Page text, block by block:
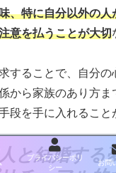
、特に自分以外の人
意を払うことが大切
することで、自分の
から家族のあり方ま
段を手に入れること
と結婚する
プライバシーポリ
シー
お問